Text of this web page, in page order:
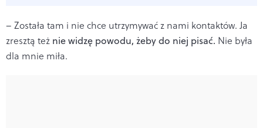
– Została tam i nie chce utrzymywać z nami kontaktów. Ja
zresztą też nie widzę powodu, żeby do niej pisać. Nie była
dla mnie miła.